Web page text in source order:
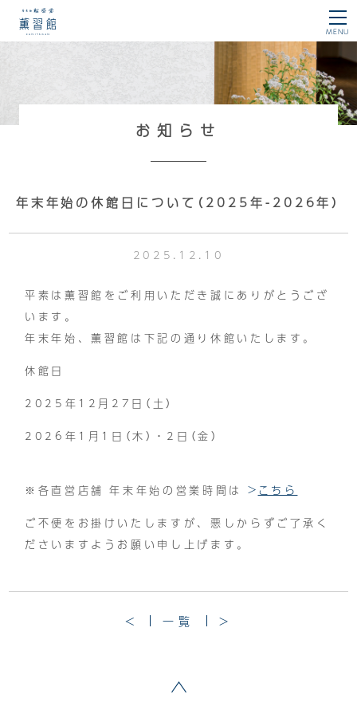
薫習館
MENU
お知らせ
年末年始の休館日について（2025年-2026年）
2025.12.10
平素は薫習館をご利用いただき誠にありがとうござ
います。
年末年始、薫習館は下記の通り休館いたします。
休館日
2025年12月27日（土）
2026年1月1日（木）・2日（金）
※各直営店舗 年末年始の営業時間は こちら
ご不便をお掛けいたしますが、悪しからずご了承く
ださいますようお願い申し上げます。
< 一覧 >
ページトップへ戻る